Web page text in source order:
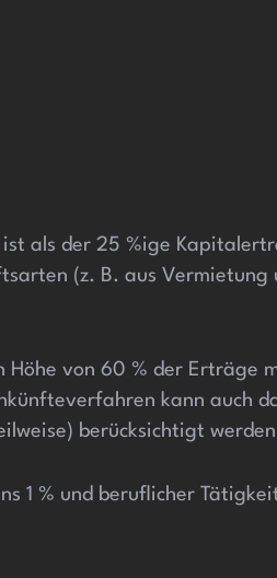
als der 25 %ige
(z. B. aus Vermietung
Höhe von 60 % der Erträge
kann auch
berücksichtigt werden
1 % und beruflicher